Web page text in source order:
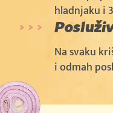
hladnjaku i
Na svaku
i odmah